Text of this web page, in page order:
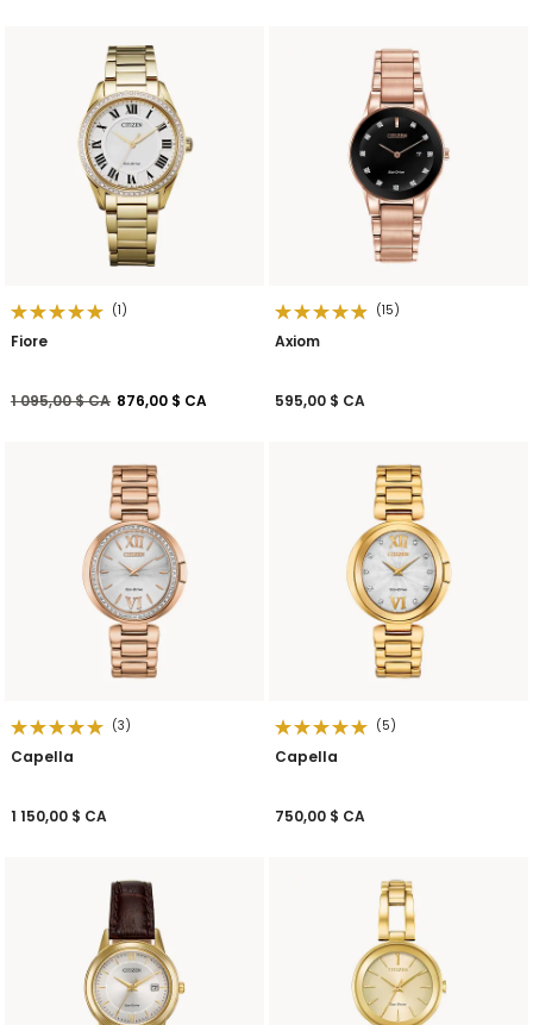
(1)
Fiore
Prix réduit de
1 095,00 $ CAà876,00 $ CA
(15)
Axiom
595,00 $ CA
(3)
Capella
1 150,00 $ CA
(5)
Capella
750,00 $ CA